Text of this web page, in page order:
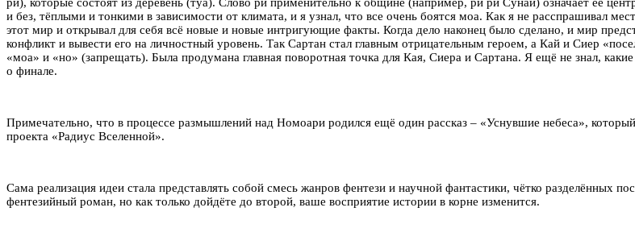
и без, тёплыми и тонкими в зависимости от климата, и я узнал, что все очень боятся моа. Как я не расспрашивал
этот мир и открывал для себя всё новые и новые интригующие факты. Когда дело наконец было сделано, и мир
конфликт и вывести его на личностный уровень. Так Сартан стал главным отрицательным героем, а Кай и Сиер
«моа» и «но» (запрещать). Была продумана главная поворотная точка для Кая, Сиера и Сартана. Я ещё не знал,
о финале.
Примечательно, что в процессе размышлений над Номоари родился ещё один рассказ – «Уснувшие небеса»,
проекта «Радиус Вселенной».
Сама реализация идеи стала представлять собой смесь жанров фентези и научной фантастики, чётко разделённых
фентезийный роман, но как только дойдёте до второй, ваше восприятие истории в корне изменится.